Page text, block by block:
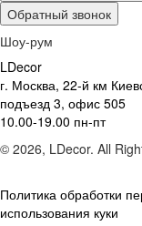
Обратный звонок
Шоу-рум
LDecor
г. Москва, 22-й км
подъезд 3, офис 505
10.00-19.00 пн-пт
© 2026, LDecor. All
Политика обработки
использования куки